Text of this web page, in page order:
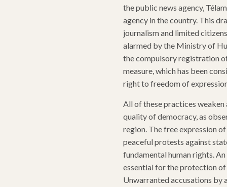
the public news agency,
agency in the country. This
journalism and limited
alarmed by the Ministry of
the compulsory registration
measure, which has been
right to freedom of
All of these practices
quality of democracy, as
region. The free expression
peaceful protests against
fundamental human rights.
essential for the protection
Unwarranted accusations by